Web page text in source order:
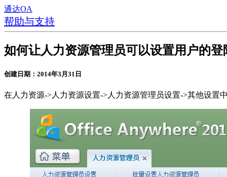
通达OA
帮助与支持
如何让人力资源管理员可以设置用户的登
创建日期：2014年3月31日
在人力资源->人力资源设置->人力资源管理员设置->其他设置